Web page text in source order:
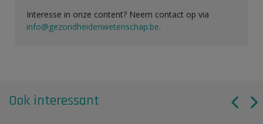
Interesse in onze content? Neem contact op via
info@gezondheidenwetenschap.be.
Ook interessant